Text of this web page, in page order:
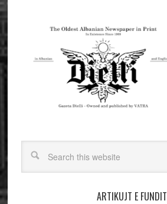
ARTIKUJT E FUNDIT